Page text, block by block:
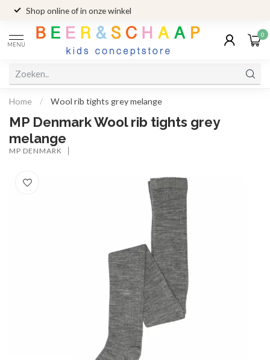
Shop online of in onze winkel
MENU
0
Home / Wool rib tights grey melange
MP Denmark Wool rib tights grey
melange
MP DENMARK